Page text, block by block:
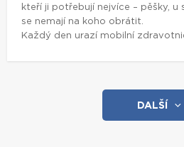
kteří ji potřebují nejvíce – pěšky, u
se nemají na koho obrátit.
Každý den urazí mobilní
DALŠÍ